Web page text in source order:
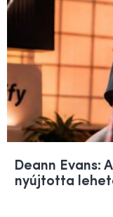
Deann Evans:
nyújtotta